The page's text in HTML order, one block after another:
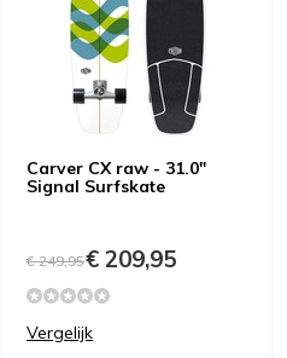
Carver CX raw - 31.0"
Signal Surfskate
€ 249,95€ 209,95
Vergelijk